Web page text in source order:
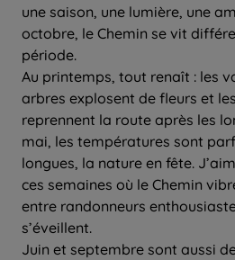
une saison, une lumière, une
octobre, le Chemin se vit
période.
Au printemps, tout renaît : les
arbres explosent de fleurs et
reprennent la route après les
mai, les températures sont
longues, la nature en fête.
ces semaines où le Chemin
entre randonneurs
s’éveillent.
Juin et septembre sont aussi